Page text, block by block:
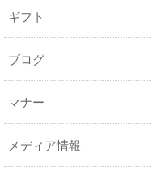
ギフト
ブログ
マナー
メディア情報